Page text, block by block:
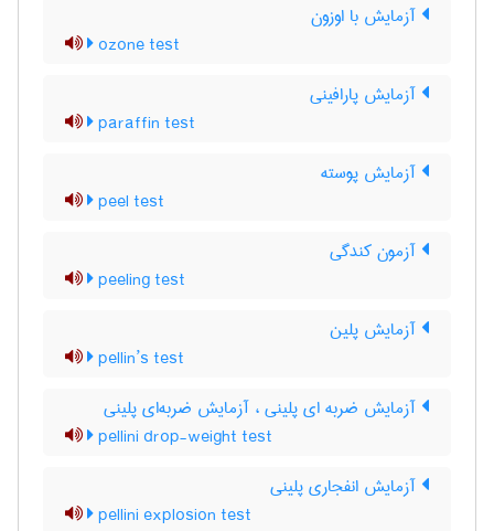
آزمایش با اوزون
ozone test
آزمایش پارافینی
paraffin test
آزمایش پوسته
peel test
آزمون کندگی
peeling test
آزمایش پلین
pellin’s test
آزمایش ضربه ای پلینی ، آزمایش ضربه‌ای پلینی
pellini drop-weight test
آزمایش انفجاری پلینی
pellini explosion test